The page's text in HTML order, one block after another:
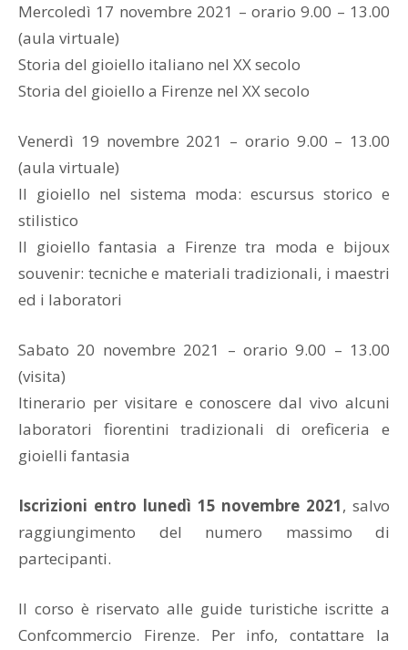
Mercoledì 17 novembre 2021 – orario 9.00 – 13.00
(aula virtuale)
Storia del gioiello italiano nel XX secolo
Storia del gioiello a Firenze nel XX secolo
Venerdì 19 novembre 2021 – orario 9.00 – 13.00
(aula virtuale)
Il gioiello nel sistema moda: escursus storico e
stilistico
Il gioiello fantasia a Firenze tra moda e bijoux
souvenir: tecniche e materiali tradizionali, i maestri
ed i laboratori
Sabato 20 novembre 2021 – orario 9.00 – 13.00
(visita)
Itinerario per visitare e conoscere dal vivo alcuni
laboratori fiorentini tradizionali di oreficeria e
gioielli fantasia
Iscrizioni entro lunedì 15 novembre 2021, salvo
raggiungimento del numero massimo di
partecipanti.
Il corso è riservato alle guide turistiche iscritte a
Confcommercio Firenze. Per info, contattare la